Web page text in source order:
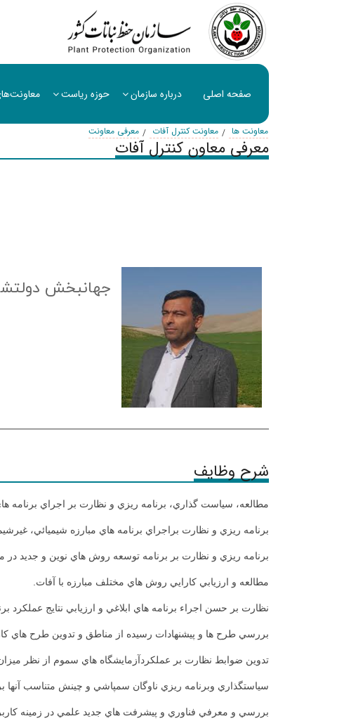
صفحه اصلی درباره سازمان حوزه ریاست
معاونت ها معاونت کنترل آفات معرفی معاونت
معرفی معاون کنترل آفات
جهانبخش
شرح وظایف
مطالعه، سياست گذاري، ‌برنامه ريزي و نظارت بر اجراي
برنامه ريزي و نظارت براجراي برنامه هاي مبارزه شيميائي،
برنامه ريزي و نظارت بر برنامه توسعه روش هاي نوين و جديد در
مطالعه و ارزيابي كارايي روش هاي مختلف مبارزه با آفات.
نظارت بر حسن اجراء برنامه هاي ابلاغي و ارزيابي نتايج عملكرد
بررسي طرح ها و پيشنهادات رسيده از مناطق و تدوين طرح هاي
تدوين ضوابط نظارت بر عملكردآزمايشگاه هاي سموم از نظر ميزان
سياستگذاري وبرنامه ريزي ناوگان سمپاشي و چينش متناسب آنها
بررسي و معرفي فناوري و پيشرفت هاي جديد علمي در زمينه